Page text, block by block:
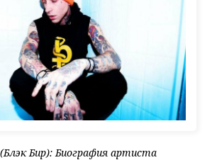
Бир): Биография артиста